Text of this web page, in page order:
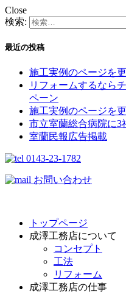
Close
検索:
最近の投稿
施工実例のページを
リフォームするなら
ペーン​
施工実例のページを
市立室蘭総合病院に3
室蘭民報広告掲載
0143-23-1782
お問い合わせ
トップページ
成澤工務店について
コンセプト
工法
リフォーム
成澤工務店の仕事